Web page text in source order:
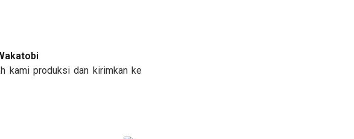
kami produksi dan kirimkan ke